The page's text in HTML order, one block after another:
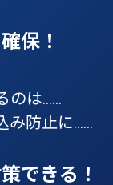
保！
のは……
み防止に……
できる！